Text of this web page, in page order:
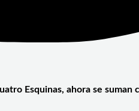
Esquinas, ahora se